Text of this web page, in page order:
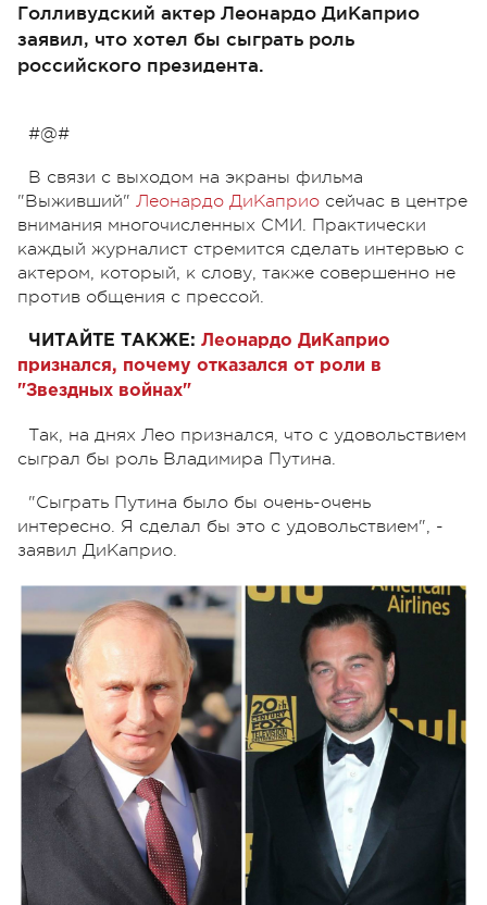
Голливудский актер Леонардо ДиКаприо
заявил, что хотел бы сыграть роль
российского президента.
#@#
В связи с выходом на экраны фильма
"Выживший" Леонардо ДиКаприо сейчас в центре
внимания многочисленных СМИ. Практически
каждый журналист стремится сделать интервью с
актером, который, к слову, также совершенно не
против общения с прессой.
ЧИТАЙТЕ ТАКЖЕ: Леонардо ДиКаприо
признался, почему отказался от роли в
"Звездных войнах"
Так, на днях Лео признался, что с удовольствием
сыграл бы роль Владимира Путина.
"Сыграть Путина было бы очень-очень
интересно. Я сделал бы это с удовольствием", -
заявил ДиКаприо.